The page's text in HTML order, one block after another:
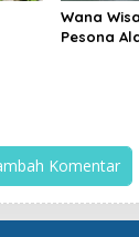
Wana
Pesona
Komentar